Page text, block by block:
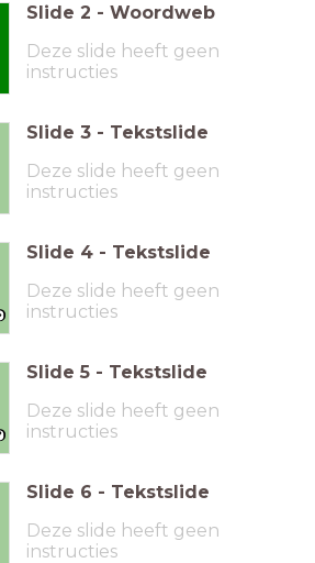
Slide 2 - Woordweb
Deze slide heeft geen
instructies
Slide 3 - Tekstslide
Deze slide heeft geen
instructies
Slide 4 - Tekstslide
Deze slide heeft geen
instructies
Slide 5 - Tekstslide
Deze slide heeft geen
instructies
Slide 6 - Tekstslide
Deze slide heeft geen
instructies